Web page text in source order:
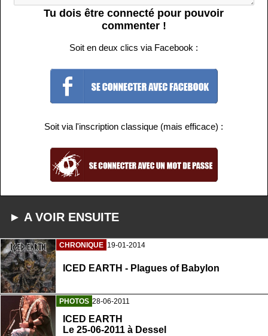
Tu dois être connecté pour pouvoir
commenter !
Soit en deux clics via Facebook :
Soit via l'inscription classique (mais efficace) :
► A VOIR ENSUITE
CHRONIQUE 19-01-2014
ICED EARTH - Plagues of Babylon
PHOTOS 28-06-2011
ICED EARTH
Le 25-06-2011 à Dessel